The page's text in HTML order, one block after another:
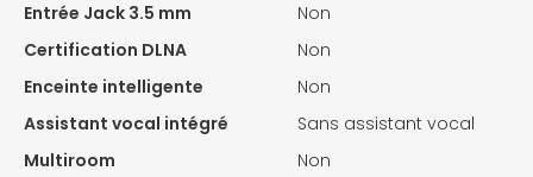
Entrée Jack 3.5 mm
Non
Certification DLNA
Non
Enceinte intelligente
Non
Assistant vocal intégré
Sans assistant vocal
Multiroom
Non